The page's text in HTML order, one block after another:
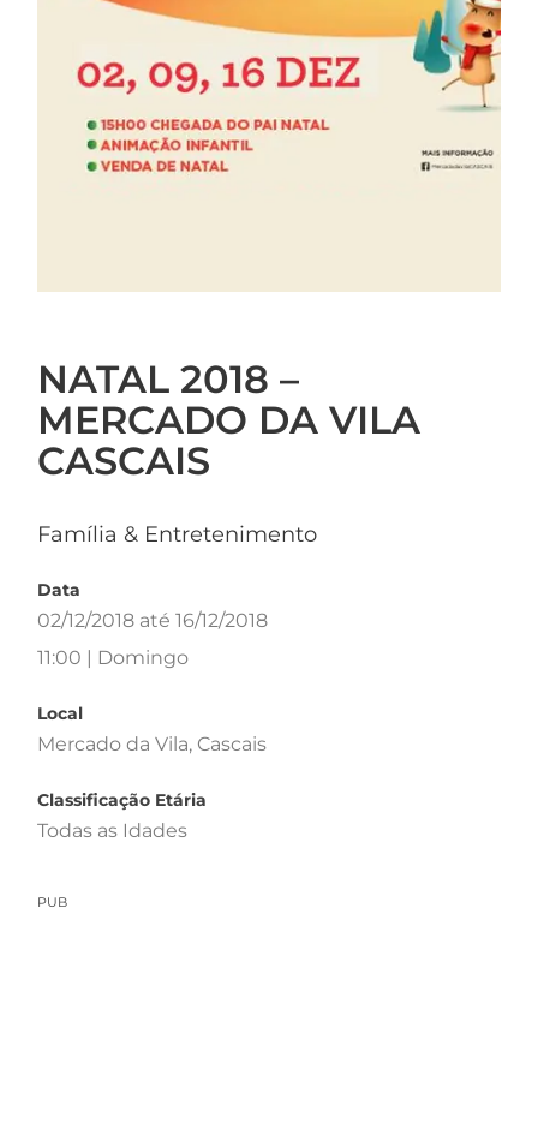
NATAL 2018 –
MERCADO DA VILA
CASCAIS
Família & Entretenimento
Data
02/12/2018 até 16/12/2018
11:00 | Domingo
Local
Mercado da Vila, Cascais
Classificação Etária
Todas as Idades
PUB